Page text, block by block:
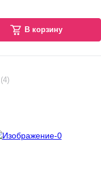
В корзину
(4)